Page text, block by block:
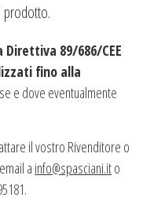
prodotto.
Direttiva 89/686/CEE
fino alla
e dove eventualmente
il vostro Rivenditore o
a info@spasciani.ito